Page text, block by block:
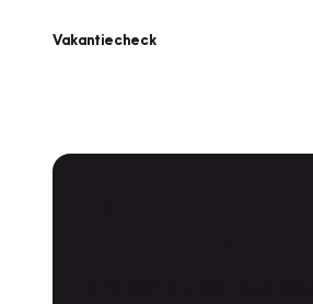
Vakantiecheck